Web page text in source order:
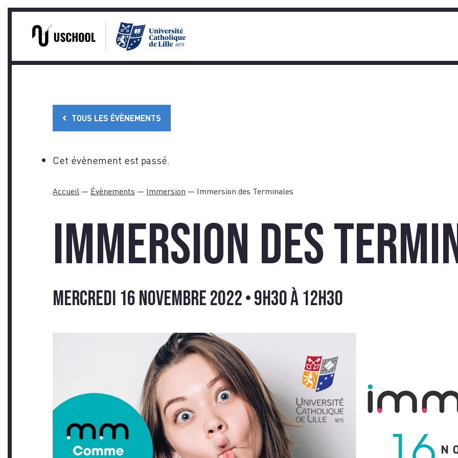
TOUS LES ÉVÈNEMENTS
Cet évènement est passé.
Accueil — Évènements — Immersion — Immersion des Terminales
Immersion des
mercredi 16 novembre 2022 • 9h30à12h30